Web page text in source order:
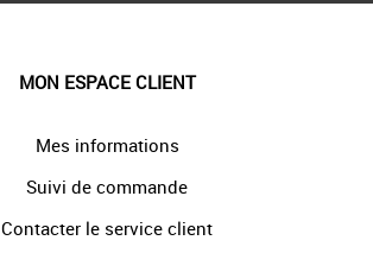
MON ESPACE CLIENT
Mes informations
Suivi de commande
Contacter le service client